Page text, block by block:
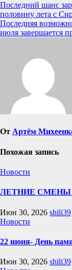
Последний шанс
половину лета с
Последняя
июля завершается
От Артём
Похожая запись
Новости
ЛЕТНИЕ СМЕНЫ
Июн 30, 2026 shili39
Новости
22 июня- День
Июн 30, 2026 shili39